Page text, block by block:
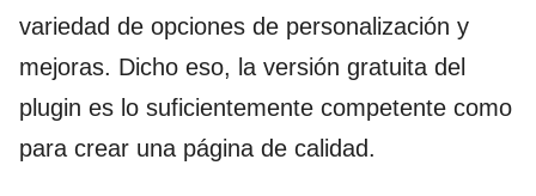
variedad de opciones de personalización y
mejoras. Dicho eso, la versión gratuita del
plugin es lo suficientemente competente como
para crear una página de calidad.